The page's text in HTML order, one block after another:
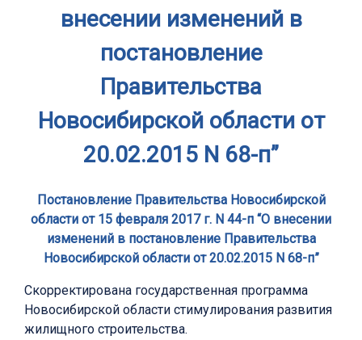
внесении изменений в
постановление
Правительства
Новосибирской области от
20.02.2015 N 68-п”
Постановление Правительства Новосибирской
области от 15 февраля 2017 г. N 44-п “О внесении
изменений в постановление Правительства
Новосибирской области от 20.02.2015 N 68-п”
Скорректирована государственная программа
Новосибирской области стимулирования развития
жилищного строительства.